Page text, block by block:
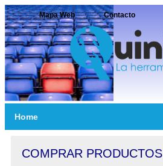
Contacto
Mapa Web
Home
COMPRAR PRODUCTOS